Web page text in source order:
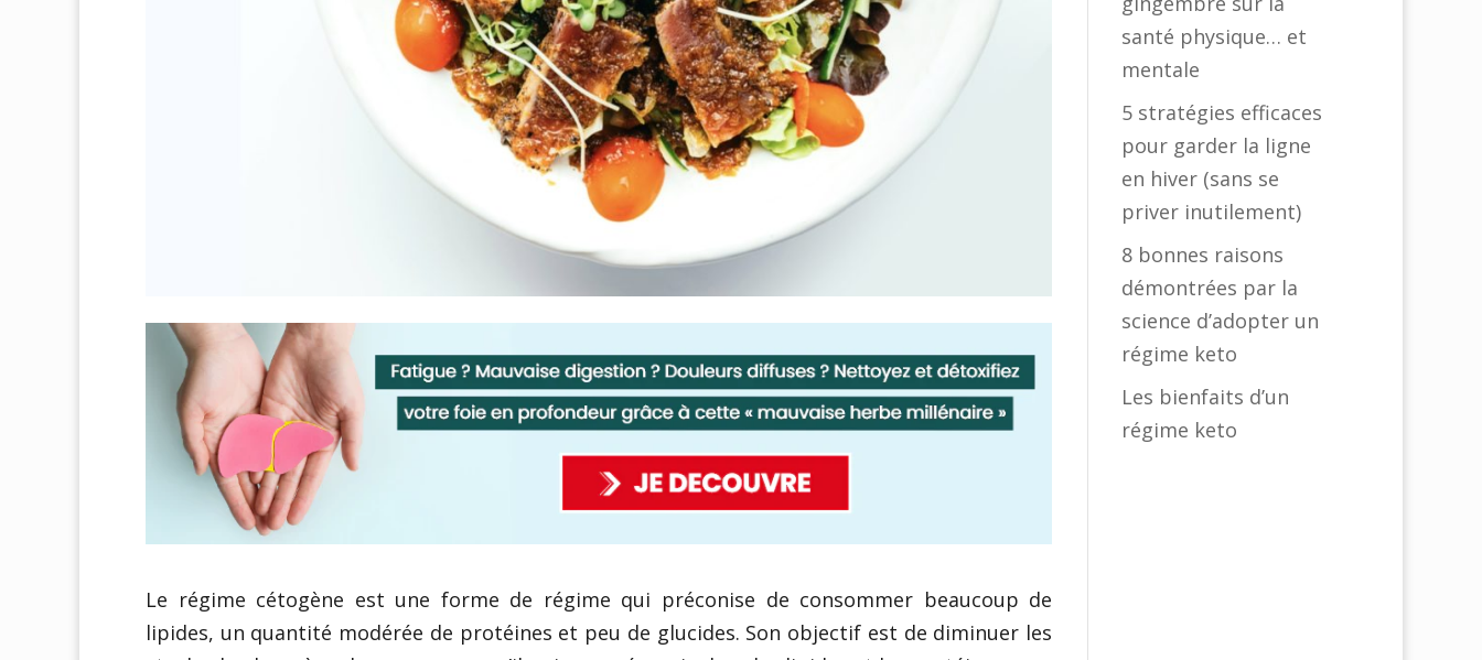
Le régime cétogène est une forme de régime qui préconise de consommer beaucoup de
lipides, un quantité modérée de protéines et peu de glucides. Son objectif est de diminuer les
santé physique… et
mentale
5 stratégies efficaces
pour garder la ligne
en hiver (sans se
priver inutilement)
8 bonnes raisons
démontrées par la
science d’adopter un
régime keto
Les bienfaits d’un
régime keto